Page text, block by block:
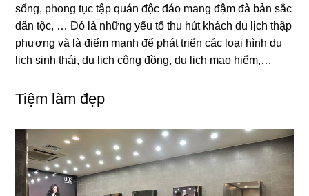
sống, phong tục tập quán độc đáo mang đậm đà bản sắc
dân tộc, … Đó là những yếu tố thu hút khách du lịch thập
phương và là điểm mạnh để phát triển các loại hình du
lịch sinh thái, du lịch cộng đồng, du lịch mạo hiểm,…
Tiệm làm đẹp